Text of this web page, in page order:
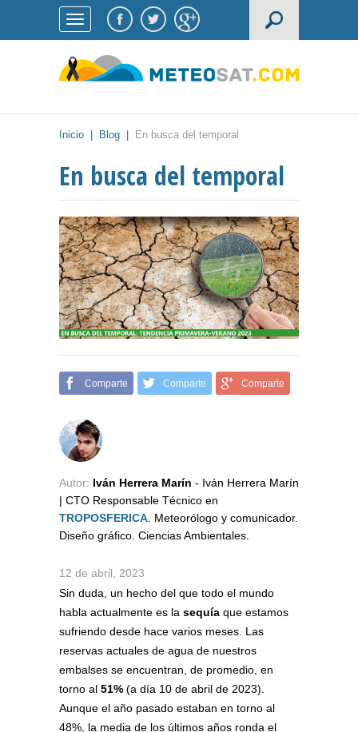
Inicio Blog En busca del temporal
En busca del temporal
Comparte Comparte Comparte
Autor: Iván Herrera Marín - Iván Herrera Marín
| CTO Responsable Técnico en
TROPOSFERICA. Meteorólogo y comunicador.
Diseño gráfico. Ciencias Ambientales.
12 de abril, 2023
Sin duda, un hecho del que todo el mundo
habla actualmente es la sequía que estamos
sufriendo desde hace varios meses. Las
reservas actuales de agua de nuestros
embalses se encuentran, de promedio, en
torno al 51% (a día 10 de abril de 2023).
Aunque el año pasado estaban en torno al
48%, la media de los últimos años ronda el